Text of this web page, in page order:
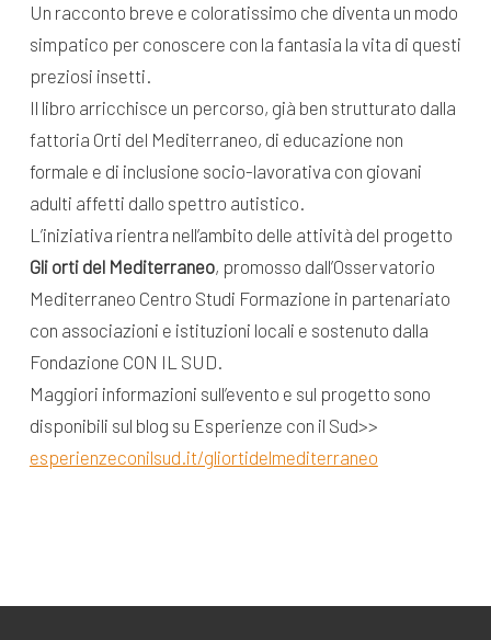
Un racconto breve e coloratissimo che diventa un modo
simpatico per conoscere con la fantasia la vita di questi
preziosi insetti.
Il libro arricchisce un percorso, già ben strutturato dalla
fattoria Orti del Mediterraneo, di educazione non
formale e di inclusione socio-lavorativa con giovani
adulti affetti dallo spettro autistico.
L’iniziativa rientra nell’ambito delle attività del progetto
Gli orti del Mediterraneo, promosso dall’Osservatorio
Mediterraneo Centro Studi Formazione in partenariato
con associazioni e istituzioni locali e sostenuto dalla
Fondazione CON IL SUD.
Maggiori informazioni sull’evento e sul progetto sono
disponibili sul blog su Esperienze con il Sud>>
esperienzeconilsud.it/gliortidelmediterraneo
Seguici sui social: